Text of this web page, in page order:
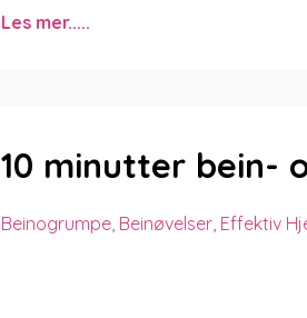
Les mer.....
10 minutter bein-
Beinogrumpe Beinøvelser Effektiv